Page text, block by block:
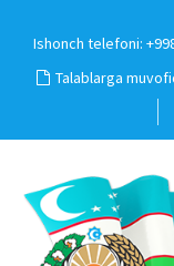
Ishonch telefoni:
Talablarga